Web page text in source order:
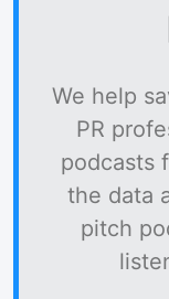
We help
PR
podcasts
the data
pitch